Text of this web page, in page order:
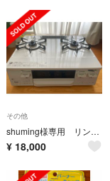
その他
shuming様専用 リンナイ ガステーブル RT66WH4RG-WL
¥ 18,000